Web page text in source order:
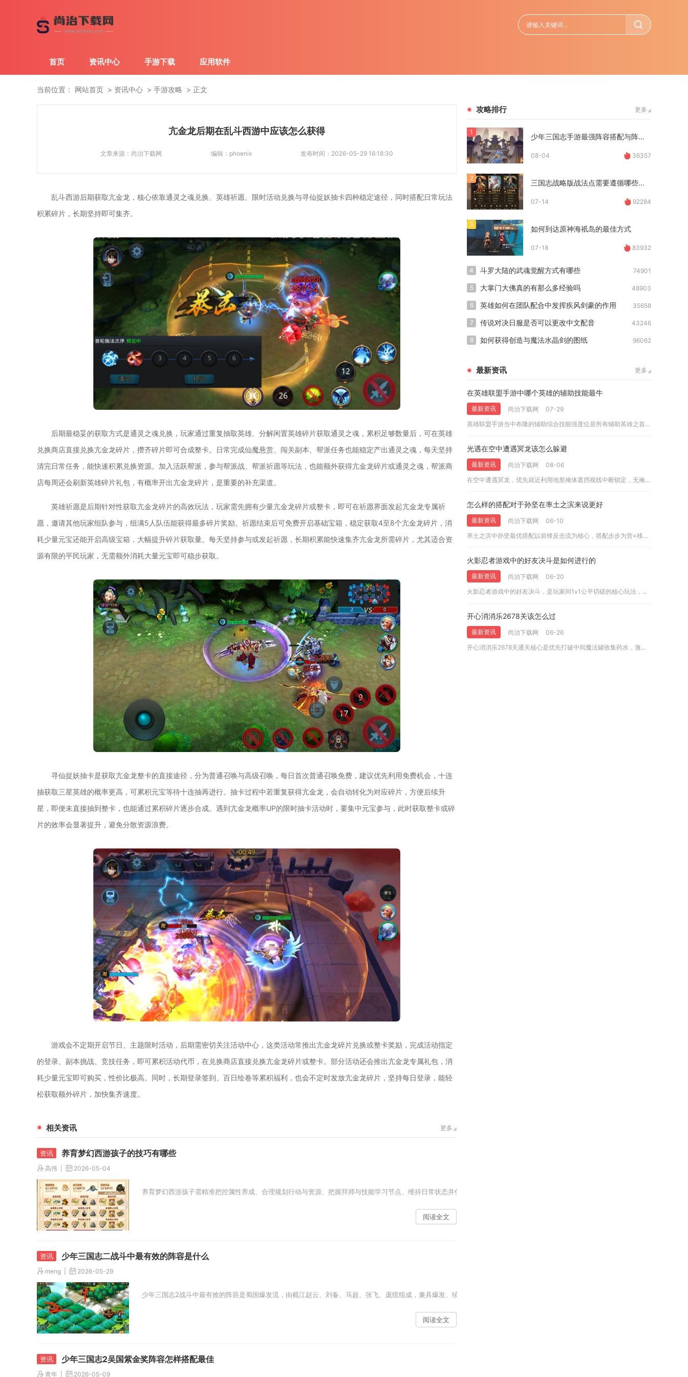
首页 资讯中心 手游下载 应用软件
当前位置： 网站首页 资讯中心 手游攻略 正文
亢金龙后期在乱斗西游中应该怎么获得
文章来源： 尚治下载网 编辑： phoenix 发布时间： 2026-05-29 16:18:30
乱斗西游后期获取亢金龙，核心依靠通灵之魂兑换、英雄祈愿、限时活动兑换与寻仙捉妖抽卡四种稳定途径，同时搭配日常玩法
积累碎片，长期坚持即可集齐。
后期最稳妥的获取方式是通灵之魂兑换，玩家通过重复抽取英雄、分解闲置英雄碎片获取通灵之魂，累积足够数量后，可在英雄
兑换商店直接兑换亢金龙碎片，攒齐碎片即可合成整卡。日常完成仙魔悬赏、闯关副本、帮派任务也能稳定产出通灵之魂，每天坚持
清完日常任务，能快速积累兑换资源。加入活跃帮派，参与帮派战、帮派祈愿等玩法，也能额外获得亢金龙碎片或通灵之魂，帮派商
店每周还会刷新英雄碎片礼包，有概率开出亢金龙碎片，是重要的补充渠道。
英雄祈愿是后期针对性获取亢金龙碎片的高效玩法，玩家需先拥有少量亢金龙碎片或整卡，即可在祈愿界面发起亢金龙专属祈
愿，邀请其他玩家组队参与，组满5人队伍能获得最多碎片奖励。祈愿结束后可免费开启基础宝箱，稳定获取4至8个亢金龙碎片，消
耗少量元宝还能开启高级宝箱，大幅提升碎片获取量。每天坚持参与或发起祈愿，长期积累能快速集齐亢金龙所需碎片，尤其适合资
源有限的平民玩家，无需额外消耗大量元宝即可稳步获取。
寻仙捉妖抽卡是获取亢金龙整卡的直接途径，分为普通召唤与高级召唤，每日首次普通召唤免费，建议优先利用免费机会，十连
抽获取三星英雄的概率更高，可累积元宝等待十连抽再进行。抽卡过程中若重复获得亢金龙，会自动转化为对应碎片，方便后续升
星，即便未直接抽到整卡，也能通过累积碎片逐步合成。遇到亢金龙概率UP的限时抽卡活动时，要集中元宝参与，此时获取整卡或碎
片的效率会显著提升，避免分散资源浪费。
游戏会不定期开启节日、主题限时活动，后期需密切关注活动中心，这类活动常推出亢金龙碎片兑换或整卡奖励，完成活动指定
的登录、副本挑战、竞技任务，即可累积活动代币，在兑换商店直接兑换亢金龙碎片或整卡。部分活动还会推出亢金龙专属礼包，消
耗少量元宝即可购买，性价比极高。同时，长期登录签到、百日绘卷等累积福利，也会不定时发放亢金龙碎片，坚持每日登录，能轻
松获取额外碎片，加快集齐速度。
相关资讯 更多
养育梦幻西游孩子的技巧有哪些
高伟 2026-05-04
养育梦幻西游孩子需精准把控属性养成、合理规划行动与资源、把握拜师与技能学习节点、维持日常状态并优化成年后培养，核心是围绕门派与结局定向培养，兼顾资源效率与属性最大
阅读全文
少年三国志二战斗中最有效的阵容是什么
meng 2026-05-29
少年三国志2战斗中最有效的阵容是蜀国爆发流，由截江赵云、刘备、马超、张飞、庞统组成，兼具爆发、续航与控制，适配PVP、PVE全场景。这套阵容的核心逻辑是双C联动+前排抗
阅读全文
少年三国志2吴国紫金奖阵容怎样搭配最佳
青年 2026-05-09
攻略排行 更多
1 少年三国志手游最强阵容搭配与阵营有关吗
08-04 36357
2 三国志战略版战法点需要遵循哪些策略
07-14 92284
3 如何到达原神海祇岛的最佳方式
07-18 83932
4 斗罗大陆的武魂觉醒方式有哪些 74901
5 大掌门大佛真的有那么多经验吗 48903
6 英雄如何在团队配合中发挥疾风剑豪的作用 35658
7 传说对决日服是否可以更改中文配音 43246
8 如何获得创造与魔法水晶剑的图纸 96062
最新资讯 更多
在英雄联盟手游中哪个英雄的辅助技能最牛
最新资讯 尚治下载网
07-29
英雄联盟手游当中布隆的辅助综合技能强度位居所有辅助英雄之首，...
光遇在空中遭遇冥龙该怎么躲避
最新资讯 尚治下载网
08-06
在空中遭遇冥龙，优先就近利用地形掩体遮挡视线中断锁定，无掩体...
怎么样的搭配对于孙坚在率土之滨来说更好
最新资讯 尚治下载网
06-10
率土之滨中孙坚最优搭配以前锋反击流为核心，搭配步步为营+移花...
火影忍者游戏中的好友决斗是如何进行的
最新资讯 尚治下载网
06-20
火影忍者游戏中的好友决斗，是玩家间1v1公平切磋的核心玩法，...
开心消消乐2678关该怎么过
最新资讯 尚治下载网
06-26
开心消消乐2678关通关核心是优先打破中间魔法罐收集药水，激...